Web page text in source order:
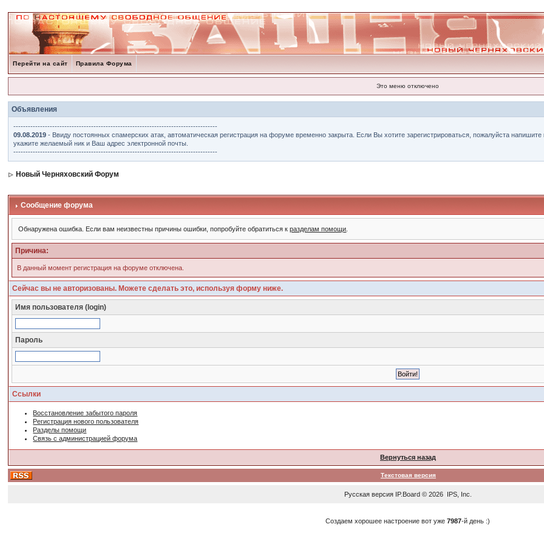
Перейти на сайт Правила Форума
Это меню отключено
Объявления
------------------------------------------------------------------------------------
09.08.2019 - Ввиду постоянных спамерских атак, автоматическая регистрация на форуме временно закрыта. Если Вы хотите зарегистрироваться, пожалуйста
укажите желаемый ник и Ваш адрес электронной почты.
------------------------------------------------------------------------------------
Новый Черняховский Форум
Сообщение форума
Обнаружена ошибка. Если вам неизвестны причины ошибки, попробуйте обратиться кразделам помощи
Причина:
В данный момент регистрация на форуме отключена.
Сейчас вы не авторизованы. Можете сделать это, используя форму ниже.
Имя пользователя (login)
Пароль
Ссылки
Восстановление забытого пароля
Регистрация нового пользователя
Разделы помощи
Связь с администрацией форума
Вернуться назад
Текстовая версия
Русская версия IP.Board© 2026 IPS, Inc
Создаем хорошее настроение вот уже7987-й день :)